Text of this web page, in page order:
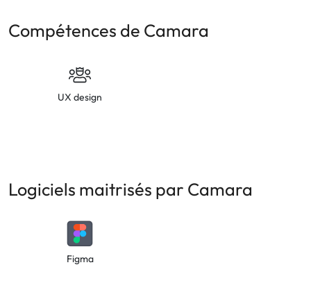
Compétences de Camara
UX design
Logiciels maitrisés par Camara
Figma